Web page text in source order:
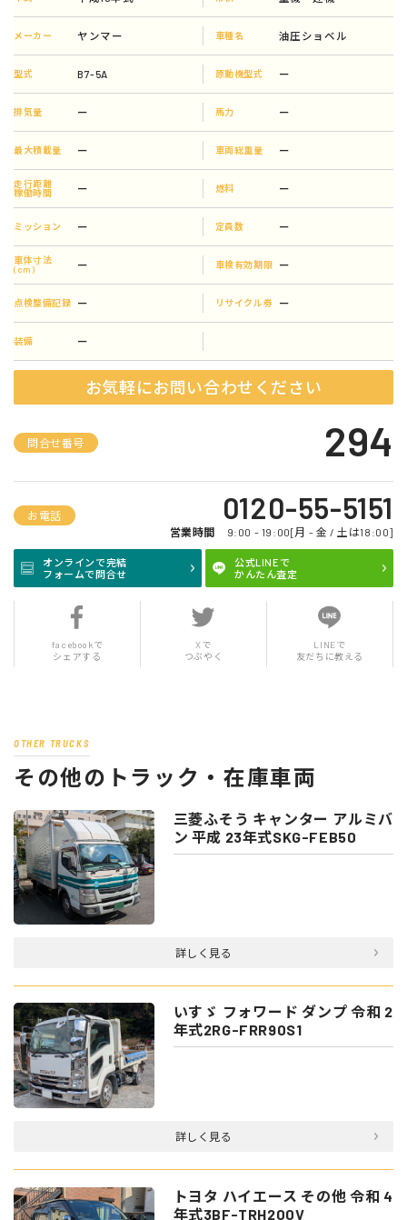
メーカー ヤンマー 車種名 油圧ショベル
型式 B7-5A 原動機型式 ー
排気量 ー 馬力 ー
最大積載量 ー 車両総重量 ー
走行距離
稼働時間
ー 燃料 ー
ミッション ー 定員数 ー
車体寸法
(cm)
ー 車検有効期限 ー
点検整備記録 ー リサイクル券 ー
装備 ー
お気軽にお問い合わせください
問合せ番号 294
お電話 0120-55-5151
営業時間 9:00 - 19:00[月 - 金 / 土は18:00]
オンラインで完結
フォームで問合せ
公式LINEで
かんたん査定
facebookで
シェアする
Xで
つぶやく
LINEで
友だちに教える
OTHER TRUCKS
その他のトラック・在庫車両
三菱ふそう キャンター アルミバ
ン 平成 23年式SKG-FEB50
詳しく見る
いすゞ フォワード ダンプ 令和 2
年式2RG-FRR90S1
詳しく見る
トヨタ ハイエース その他 令和 4
年式3BF-TRH200V